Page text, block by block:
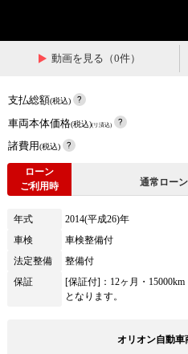
動画を見る（0件）
支払総額(税込)
車両本体価格(税込)(リ済込)
諸費用(税込)
ローン
ご利用時
通常ローン
年式 2014(平成26)年
車検
車検整備付
法定整備
整備付
保証
[保証付]：12ヶ月・
となります。
オリオン自動